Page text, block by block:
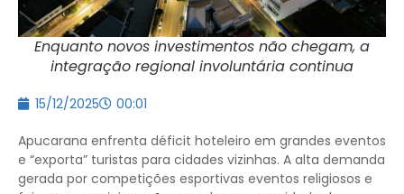
Enquanto novos investimentos não chegam, a
integração regional involuntária continua
15/12/2025 00:01
Apucarana enfrenta déficit hoteleiro em grandes eventos
e “exporta” turistas para cidades vizinhas. A alta demanda
gerada por competições esportivas eventos religiosos e